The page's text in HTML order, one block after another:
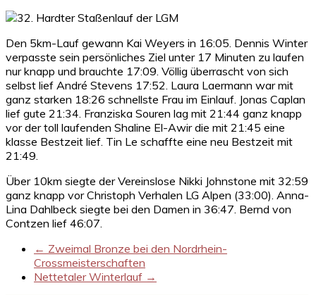
Den 5km-Lauf gewann Kai Weyers in 16:05. Dennis Winter
verpasste sein persönliches Ziel unter 17 Minuten zu laufen
nur knapp und brauchte 17:09. Völlig überrascht von sich
selbst lief André Stevens 17:52. Laura Laermann war mit
ganz starken 18:26 schnellste Frau im Einlauf. Jonas Caplan
lief gute 21:34. Franziska Souren lag mit 21:44 ganz knapp
vor der toll laufenden Shaline El-Awir die mit 21:45 eine
klasse Bestzeit lief. Tin Le schaffte eine neu Bestzeit mit
21:49.
Über 10km siegte der Vereinslose Nikki Johnstone mit 32:59
ganz knapp vor Christoph Verhalen LG Alpen (33:00). Anna-
Lina Dahlbeck siegte bei den Damen in 36:47. Bernd von
Contzen lief 46:07.
← Zweimal Bronze bei den Nordrhein-
Crossmeisterschaften
Nettetaler Winterlauf →